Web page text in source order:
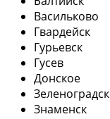
Васильково
Гвардейск
Гурьевск
Гусев
Донское
Зеленоградск
Знаменск